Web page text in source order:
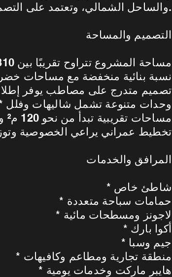
والساحل الشمالي، وتعتمد على التصميمات الحديثة وتقديم خدمات متكاملة داخل مشروعاتها.
التصميم والمساحة
* مساحة المشروع تتراوح تقريبًا بين 310 و325 فدان
* نسبة بنائية منخفضة مع مساحات
* تصميم متدرج على مصاطب يوفر
* وحدات متنوعة تشمل شاليهات وفلل
* مساحات تقريبية تبدأ من نحو 120 م² وتصل إلى نحو 300 م² وأكثر
* تخطيط عمراني يراعي الخصوصية
المرافق والخدمات
* شاطئ خاص
* حمامات سباحة متعددة
* لاجونز ومسطحات مائية
* أكوا بارك
* جيم وسبا
* منطقة تجارية ومطاعم وكافيهات
* هايبر ماركت وخدمات يومية